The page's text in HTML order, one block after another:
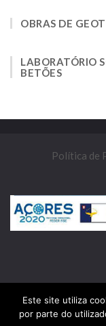
OBRAS DE
LABORATÓRIO
BETÕES
Política de
Este site utiliza
por parte do